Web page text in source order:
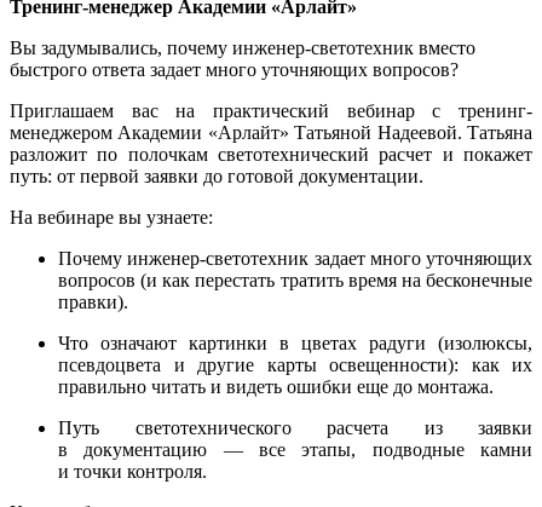
Тренинг-менеджер Академии «Арлайт»
Вы задумывались, почему инженер-светотехник вместо
быстрого ответа задает много уточняющих вопросов?
Приглашаем вас на практический вебинар с тренинг-
менеджером Академии «Арлайт» Татьяной Надеевой. Татьяна
разложит по полочкам светотехнический расчет и покажет
путь: от первой заявки до готовой документации.
На вебинаре вы узнаете:
Почему инженер-светотехник задает много уточняющих
вопросов (и как перестать тратить время на бесконечные
правки).
Что означают картинки в цветах радуги (изолюксы,
псевдоцвета и другие карты освещенности): как их
правильно читать и видеть ошибки еще до монтажа.
Путь светотехнического расчета из заявки
в документацию — все этапы, подводные камни
и точки контроля.